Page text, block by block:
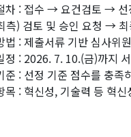
차 : 접수 → 요건검토 →
측) 검토 및 승인 요청 → 최
법 : 제출서류 기반 심사위
정 : 2026. 7. 10.(금)까지
준 : 선정 기준 점수를 충족
목 : 혁신성, 기술력 등 혁